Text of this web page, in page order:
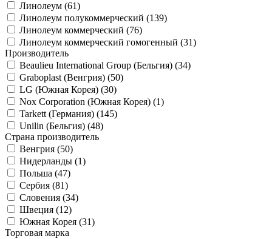
Линолеум (61)
Линолеум полукоммерческий (139)
Линолеум коммерческий (76)
Линолеум коммерческий гомогенный (31)
Производитель
Beaulieu International Group (Бельгия) (34)
Graboplast (Венгрия) (50)
LG (Южная Корея) (30)
Nox Corporation (Южная Корея) (1)
Tarkett (Германия) (145)
Unilin (Бельгия) (48)
Страна производитель
Венгрия (50)
Нидерланды (1)
Польша (47)
Сербия (81)
Словения (34)
Швеция (12)
Южная Корея (31)
Торговая марка